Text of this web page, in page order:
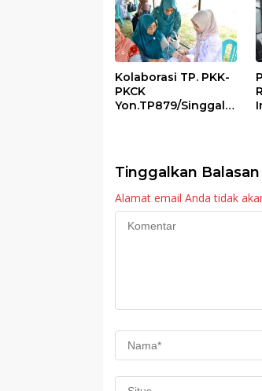
Kolaborasi TP. PKK-
PKCK
Yon.TP879/Singgala
Tinggalkan Balasan
Alamat email Anda tidak